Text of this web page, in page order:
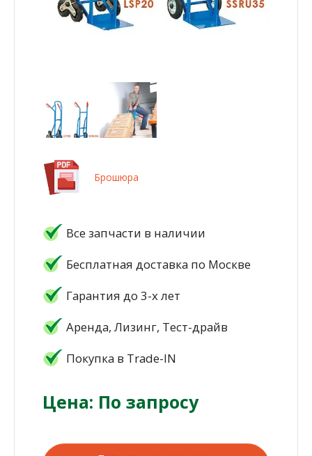
Брошюра
Все запчасти в наличии
Бесплатная доставка по Москве
Гарантия до 3-х лет
Аренда, Лизинг, Тест-драйв
Покупка в Trade-IN
Цена: По запросу